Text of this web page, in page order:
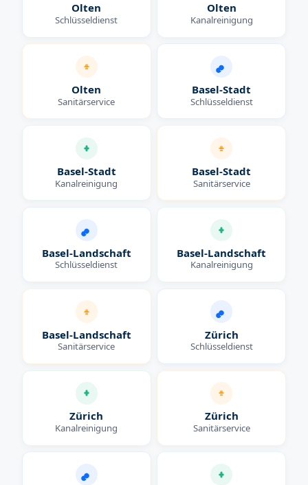
Olten
Schlüsseldienst
Olten
Kanalreinigung
Olten
Sanitärservice
Basel-Stadt
Schlüsseldienst
Basel-Stadt
Kanalreinigung
Basel-Stadt
Sanitärservice
Basel-Landschaft
Schlüsseldienst
Basel-Landschaft
Kanalreinigung
Basel-Landschaft
Sanitärservice
Zürich
Schlüsseldienst
Zürich
Kanalreinigung
Zürich
Sanitärservice